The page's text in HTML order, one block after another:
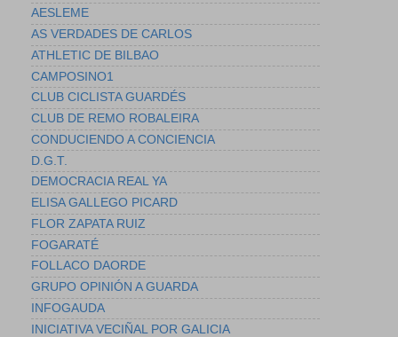
AESLEME
AS VERDADES DE CARLOS
ATHLETIC DE BILBAO
CAMPOSINO1
CLUB CICLISTA GUARDÉS
CLUB DE REMO ROBALEIRA
CONDUCIENDO A CONCIENCIA
D.G.T.
DEMOCRACIA REAL YA
ELISA GALLEGO PICARD
FLOR ZAPATA RUIZ
FOGARATÉ
FOLLACO DAORDE
GRUPO OPINIÓN A GUARDA
INFOGAUDA
INICIATIVA VECIÑAL POR GALICIA